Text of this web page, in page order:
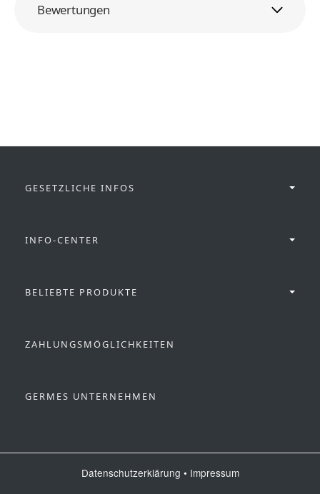
Bewertungen
GESETZLICHE INFOS
INFO-CENTER
BELIEBTE PRODUKTE
ZAHLUNGSMÖGLICHKEITEN
GERMES UNTERNEHMEN
Datenschutzerklärung • Impressum